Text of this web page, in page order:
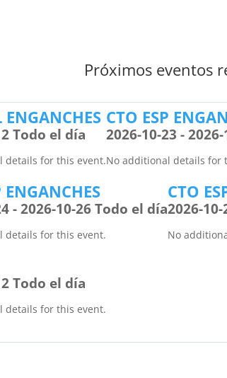
Próximos eventos
ENGANCHES
Todo el día
details for this event.
CTO ESP
2026-10-23 -
No additional details for
ENGANCHES
- 2026-10-26 Todo el día
details for this event.
CTO
2026-
No
Todo el día
details for this event.